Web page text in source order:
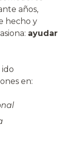
años,
hecho y
ayudar
en: